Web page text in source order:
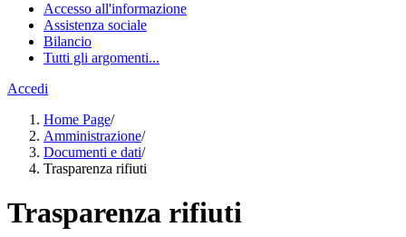
Accesso all'informazione
Assistenza sociale
Bilancio
Tutti gli argomenti...
Accedi
Home Page/
Amministrazione/
Documenti e dati/
Trasparenza rifiuti
Trasparenza rifiuti